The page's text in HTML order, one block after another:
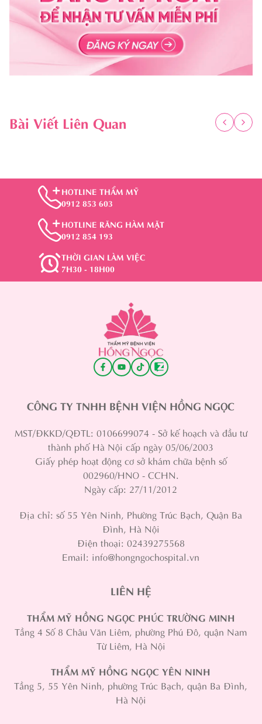
Bài Viết Liên Quan
HOTLINE THẨM MỸ
0912 853 603
HOTLINE RĂNG HÀM MẶT
0912 854 193
THỜI GIAN LÀM VIỆC
7H30 - 18H00
CÔNG TY TNHH BỆNH VIỆN HỒNG NGỌC
MST/ĐKKD/QĐTL: 0106699074 - Sở kế hoạch và đầu tư
thành phố Hà Nội cấp ngày 05/06/2003
Giấy phép hoạt động cơ sở khám chữa bệnh số
002960/HNO - CCHN.
Ngày cấp: 27/11/2012
Địa chỉ: số 55 Yên Ninh, Phường Trúc Bạch, Quận Ba
Đình, Hà Nội
Điện thoại: 02439275568
Email: info@hongngochospital.vn
LIÊN HỆ
THẨM MỸ HỒNG NGỌC PHÚC TRƯỜNG MINH
Tầng 4 Số 8 Châu Văn Liêm, phường Phú Đô, quận Nam
Từ Liêm, Hà Nội
THẨM MỸ HỒNG NGỌC YÊN NINH
Tầng 5, 55 Yên Ninh, phường Trúc Bạch, quận Ba Đình,
Hà Nội